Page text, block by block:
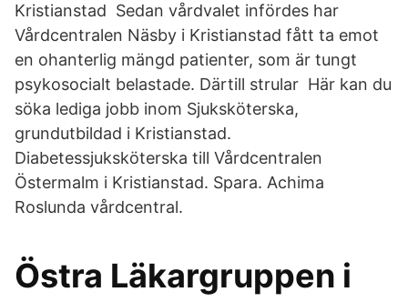
Kristianstad Sedan vårdvalet infördes har
Vårdcentralen Näsby i Kristianstad fått ta emot
en ohanterlig mängd patienter, som är tungt
psykosocialt belastade. Därtill strular Här kan du
söka lediga jobb inom Sjuksköterska,
grundutbildad i Kristianstad.
Diabetessjuksköterska till Vårdcentralen
Östermalm i Kristianstad. Spara. Achima
Roslunda vårdcentral.
Östra Läkargruppen i